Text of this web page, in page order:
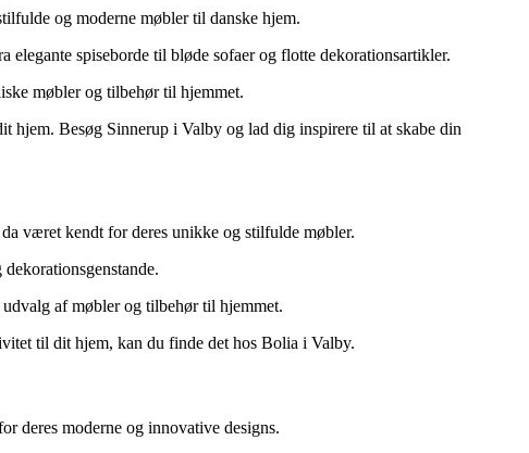
og moderne møbler til danske hjem.
spiseborde til bløde sofaer og flotte dekorationsartikler.
møbler og tilbehør til hjemmet.
hjem. Besøg Sinnerup i Valby og lad dig inspirere til at skabe din
været kendt for deres unikke og stilfulde møbler.
af møbler og tilbehør til hjemmet.
til dit hjem, kan du finde det hos Bolia i Valby.
deres moderne og innovative designs.